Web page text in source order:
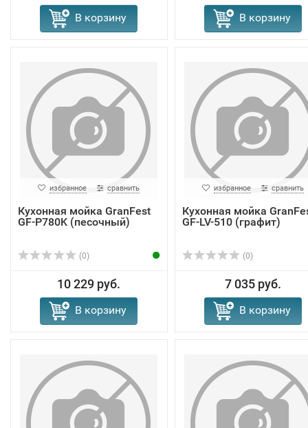
В корзину В корзину
избранное сравнить
Кухонная мойка GranFest
GF-P780K (песочный)
(0)
10 229 руб.
В корзину
избранное сравнить
Кухонная мойка
GF-LV-510 (графит)
(0)
7 035 руб.
В корзину